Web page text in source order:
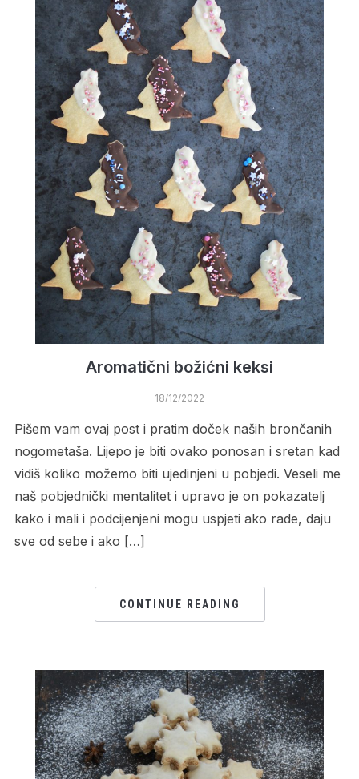
Aromatični božićni keksi
18/12/2022
Pišem vam ovaj post i pratim doček naših brončanih
nogometaša. Lijepo je biti ovako ponosan i sretan kad
vidiš koliko možemo biti ujedinjeni u pobjedi. Veseli me
naš pobjednički mentalitet i upravo je on pokazatelj
kako i mali i podcijenjeni mogu uspjeti ako rade, daju
sve od sebe i ako […]
CONTINUE READING